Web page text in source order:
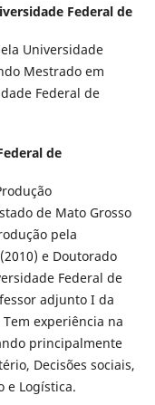
Federal de
Universidade
Mestrado em
Federal de
de
de Mato Grosso
pela
e Doutorado
Federal de
adjunto I da
experiência na
principalmente
Decisões sociais,
e Logística.